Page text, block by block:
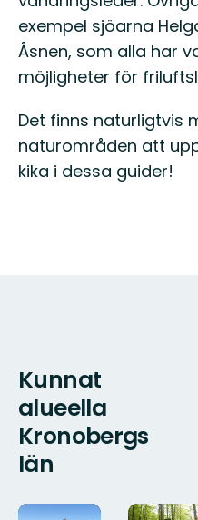
exempel sjöarna
Åsnen, som alla har
möjligheter för
Det finns naturligtvis
naturområden att
kika i dessa guider!
Kunnat
alueella
Kronobergs
län